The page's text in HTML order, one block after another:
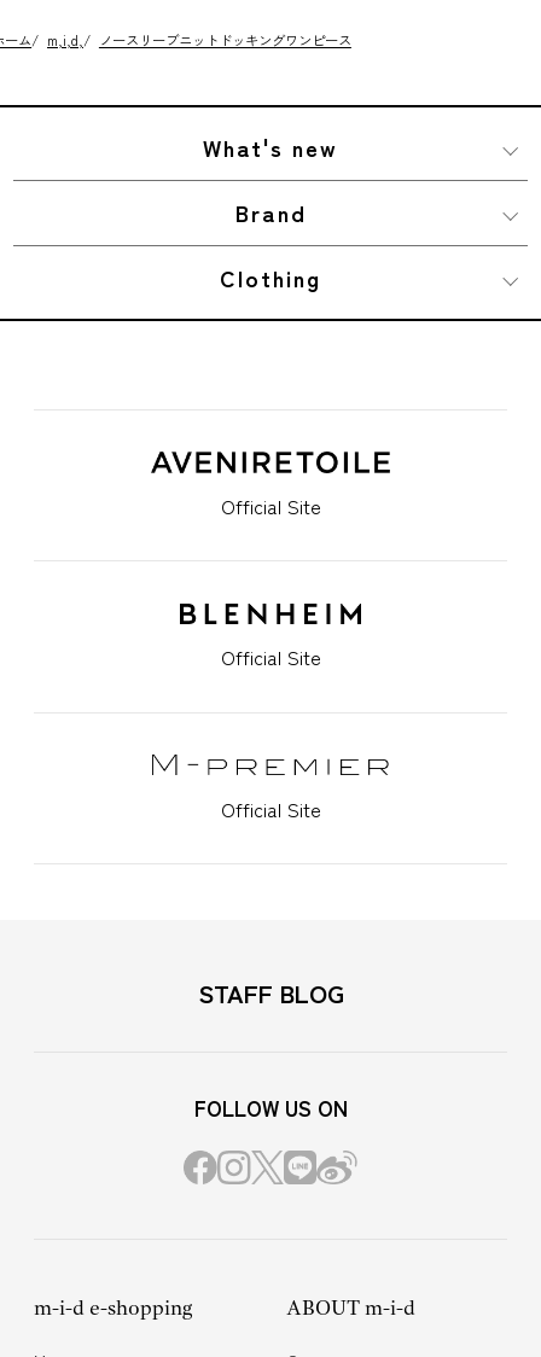
ーム/ m,i,d,/ ノースリーブニットドッキングワンピース
What's new
Brand
Clothing
Official Site
Official Site
Official Site
STAFF BLOG
FOLLOW US ON
m-i-d e-shopping ABOUT m-i-d